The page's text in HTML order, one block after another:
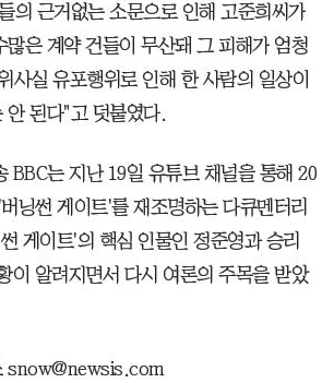
의 근거없는 소문으로 인해 고준희씨가
많은 계약 건들이 무산돼 그 피해가 엄청
사실 유포행위로 인해 한 사람의 일상이
된다"고 덧붙였다.
BBC는 지난 19일 유튜브 채널을 통해 20
닝썬 게이트'를 재조명하는 다큐멘터리
게이트'의 핵심 인물인 정준영과 승리
이 알려지면서 다시 여론의 주목을 받았
snow@newsis.com